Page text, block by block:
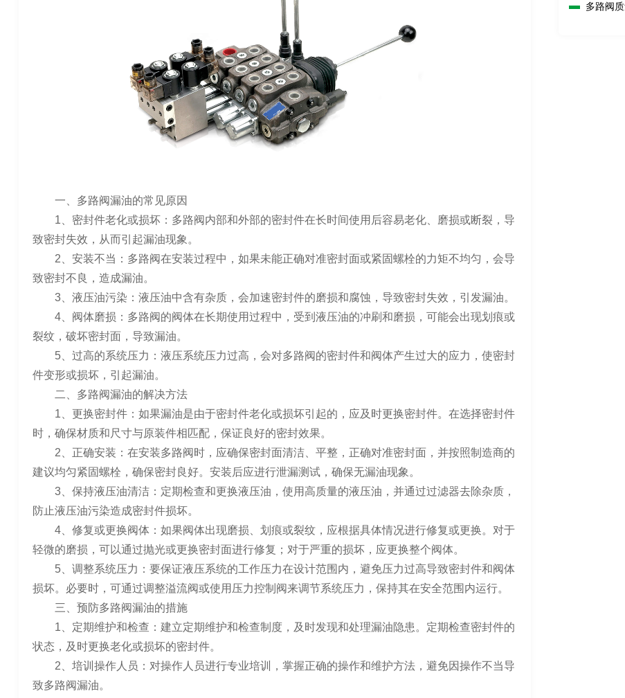
一、多路阀漏油的常见原因
1、密封件老化或损坏：多路阀内部和外部的密封件在长时间使用后容易老化、磨损或断裂，导
致密封失效，从而引起漏油现象。
2、安装不当：多路阀在安装过程中，如果未能正确对准密封面或紧固螺栓的力矩不均匀，会导
致密封不良，造成漏油。
3、液压油污染：液压油中含有杂质，会加速密封件的磨损和腐蚀，导致密封失效，引发漏油。
4、阀体磨损：多路阀的阀体在长期使用过程中，受到液压油的冲刷和磨损，可能会出现划痕或
裂纹，破坏密封面，导致漏油。
5、过高的系统压力：液压系统压力过高，会对多路阀的密封件和阀体产生过大的应力，使密封
件变形或损坏，引起漏油。
二、多路阀漏油的解决方法
1、更换密封件：如果漏油是由于密封件老化或损坏引起的，应及时更换密封件。在选择密封件
时，确保材质和尺寸与原装件相匹配，保证良好的密封效果。
2、正确安装：在安装多路阀时，应确保密封面清洁、平整，正确对准密封面，并按照制造商的
建议均匀紧固螺栓，确保密封良好。安装后应进行泄漏测试，确保无漏油现象。
3、保持液压油清洁：定期检查和更换液压油，使用高质量的液压油，并通过过滤器去除杂质，
防止液压油污染造成密封件损坏。
4、修复或更换阀体：如果阀体出现磨损、划痕或裂纹，应根据具体情况进行修复或更换。对于
轻微的磨损，可以通过抛光或更换密封面进行修复；对于严重的损坏，应更换整个阀体。
5、调整系统压力：要保证液压系统的工作压力在设计范围内，避免压力过高导致密封件和阀体
损坏。必要时，可通过调整溢流阀或使用压力控制阀来调节系统压力，保持其在安全范围内运行。
三、预防多路阀漏油的措施
1、定期维护和检查：建立定期维护和检查制度，及时发现和处理漏油隐患。定期检查密封件的
状态，及时更换老化或损坏的密封件。
2、培训操作人员：对操作人员进行专业培训，掌握正确的操作和维护方法，避免因操作不当导
致多路阀漏油。
多路阀